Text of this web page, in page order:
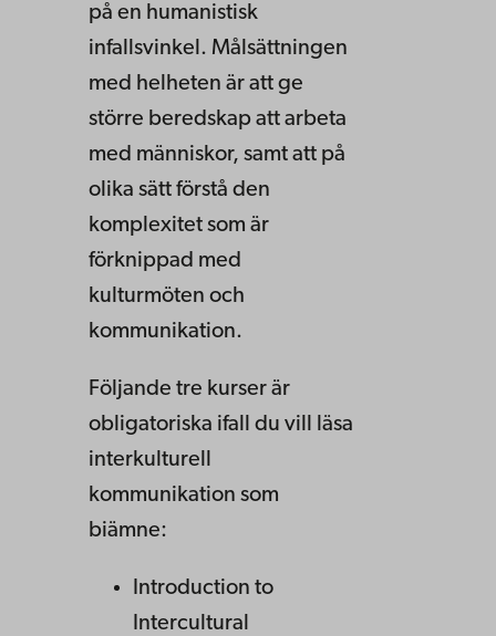
på en humanistisk
infallsvinkel. Målsättningen
med helheten är att ge
större beredskap att arbeta
med människor, samt att på
olika sätt förstå den
komplexitet som är
förknippad med
kulturmöten och
kommunikation.
Följande tre kurser är
obligatoriska ifall du vill läsa
interkulturell
kommunikation som
biämne:
Introduction to
Intercultural